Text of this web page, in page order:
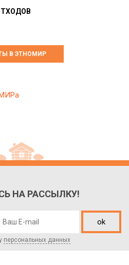
В ЭТНОМИР
НА РАССЫЛКУ!
ok
персональных данных